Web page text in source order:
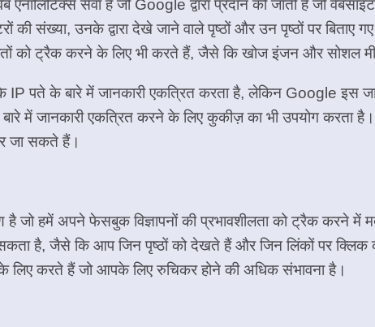
सेवा है जो Google द्वारा प्रदान की जाती है जो
की संख्या, उनके द्वारा देखे जाने वाले पृष्ठों और उन पृष्ठों पर
को ट्रैक करने के लिए भी करते हैं, जैसे कि खोज इंजन और सोशल
पते के बारे में जानकारी एकत्रित करता है, लेकिन Google इस
बारे में जानकारी एकत्रित करने के लिए कुकीज़ का भी उपयोग
जा सकते हैं।
जो हमें अपने फेसबुक विज्ञापनों की प्रभावशीलता को ट्रैक करने
है, जैसे कि आप जिन पृष्ठों को देखते हैं और जिन लिंकों पर
लिए करते हैं जो आपके लिए रुचिकर होने की अधिक संभावना है।